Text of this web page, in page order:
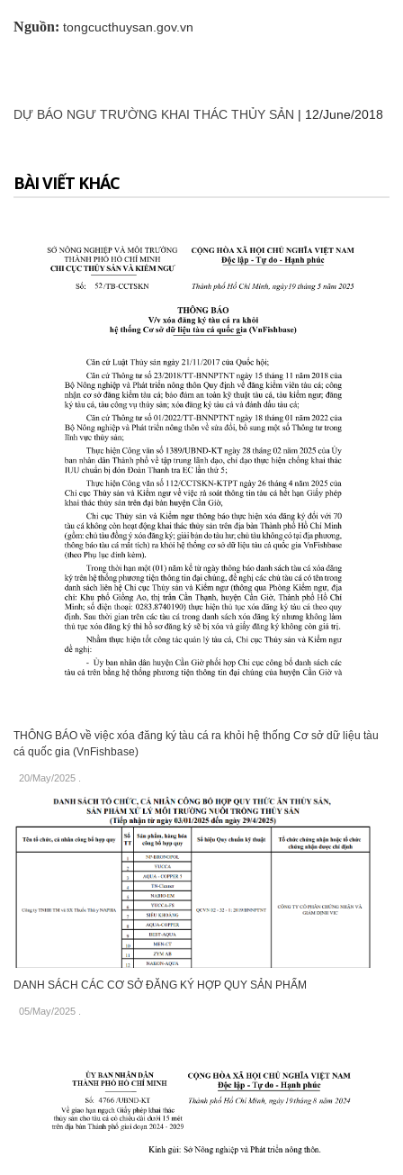
Nguồn: tongcucthuysan.gov.vn
DỰ BÁO NGƯ TRƯỜNG KHAI THÁC THỦY SẢN | 12/June/2018
BÀI VIẾT KHÁC
THÔNG BÁO về việc xóa đăng ký tàu cá ra khỏi hệ thống Cơ sở dữ liệu tàu
cá quốc gia (VnFishbase)
20/May/2025
DANH SÁCH CÁC CƠ SỞ ĐĂNG KÝ HỢP QUY SẢN PHẨM
05/May/2025